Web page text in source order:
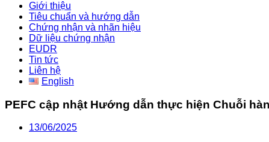
Giới thiệu
Tiêu chuẩn và hướng dẫn
Chứng nhận và nhãn hiệu
Dữ liệu chứng nhận
EUDR
Tin tức
Liên hệ
English
PEFC cập nhật Hướng dẫn thực hiện Chuỗi
13/06/2025